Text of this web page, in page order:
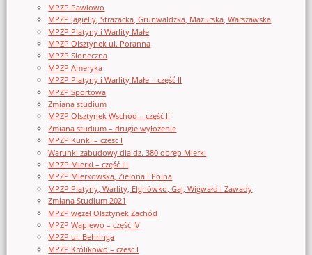
MPZP Pawłowo
MPZP Jagielly, Strazacka, Grunwaldzka, Mazurska, Warszawska
MPZP Platyny i Warlity Małe
MPZP Olsztynek ul. Poranna
MPZP Słoneczna
MPZP Ameryka
MPZP Platyny i Warlity Małe – część II
MPZP Sportowa
Zmiana studium
MPZP Olsztynek Wschód – część II
Zmiana studium – drugie wyłożenie
MPZP Kunki – czesc I
Warunki zabudowy dla dz. 380 obręb Mierki
MPZP Mierki – część III
MPZP Mierkowska, Zielona i Polna
MPZP Platyny, Warlity, Elgnówko, Gaj, Wigwałd i Zawady
Zmiana Studium 2021
MPZP węzeł Olsztynek Zachód
MPZP Waplewo – część IV
MPZP ul. Behringa
MPZP Królikowo – czesc I